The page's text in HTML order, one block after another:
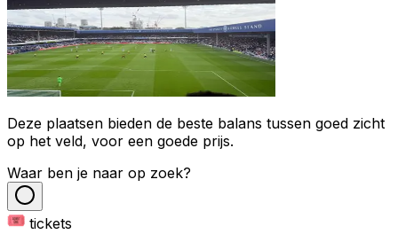
Deze plaatsen bieden de beste balans tussen goed zicht
op het veld, voor een goede prijs.
Waar ben je naar op zoek?
tickets